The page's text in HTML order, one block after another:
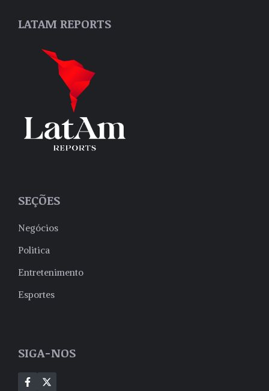
LATAM REPORTS
SEÇÕES
Negócios
Politica
Entretenimento
Esportes
SIGA-NOS